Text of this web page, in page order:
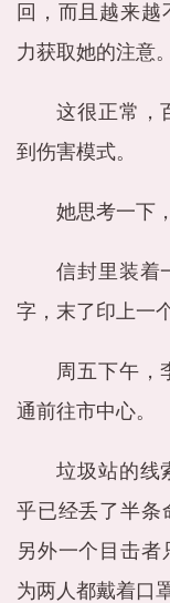
回，而且越来
力获取她的注意。
这很正常，
到伤害模式。
她思考一下
信封里装着
字，末了印上一
周五下午，
通前往市中心。
垃圾站的线
乎已经丢了半条
另外一个目击者
为两人都戴着口